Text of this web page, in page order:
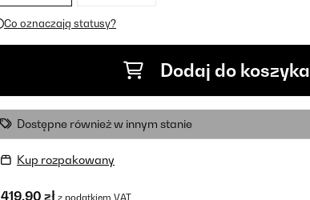
Co oznaczają statusy?
Dodaj do koszyka
Dostępne również w innym stanie
Kup rozpakowany
419,90 zł z podatkiem VAT